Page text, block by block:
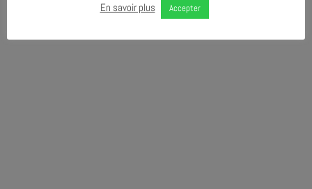
En savoir plus Accepter